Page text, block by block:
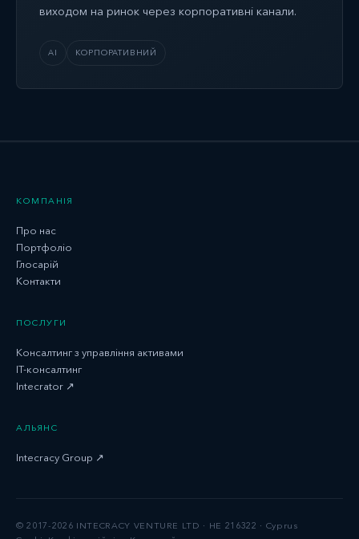
виходом на ринок через корпоративні канали.
AI КОРПОРАТИВНИЙ
КОМПАНІЯ
Про нас
Портфоліо
Глосарій
Контакти
ПОСЛУГИ
Консалтинг з управління активами
IT-консалтинг
Intecrator ↗
АЛЬЯНС
Intecracy Group ↗
© 2017-2026 INTECRACY VENTURE LTD · HE 216322 · Cyprus